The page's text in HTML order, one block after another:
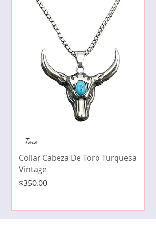
Toro
Collar Cabeza De Toro Turquesa
Vintage
Precio
$350.00